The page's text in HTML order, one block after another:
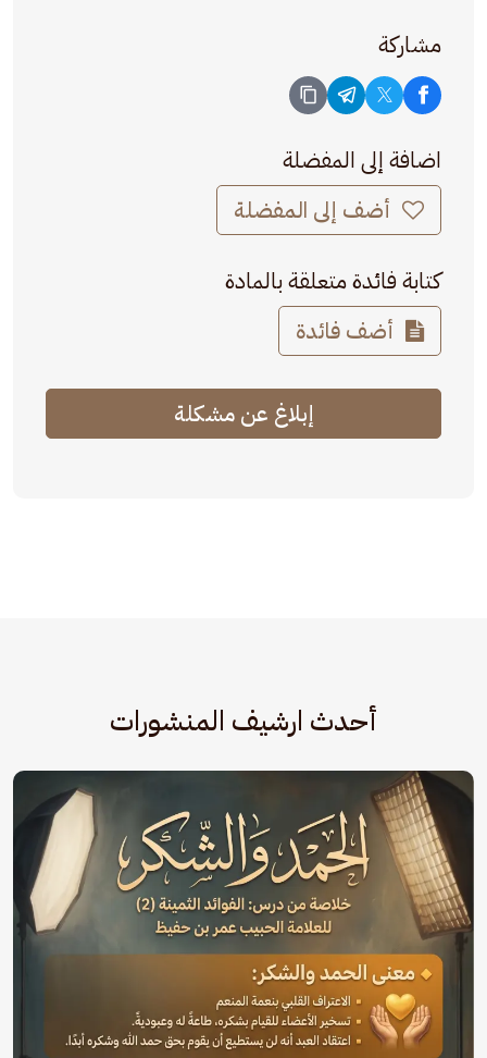
مشاركة
اضافة إلى المفضلة
أضف إلى المفضلة
كتابة فائدة متعلقة بالمادة
أضف فائدة
إبلاغ عن مشكلة
أحدث ارشيف المنشورات
الصورة